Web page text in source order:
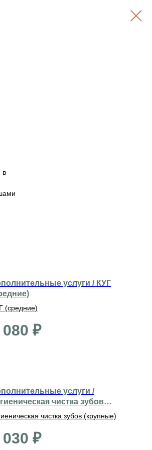
в
услуги / КУГ
(средние)
080 ₽
услуги /
чистка зубов
чистка зубов (крупные)
030 ₽